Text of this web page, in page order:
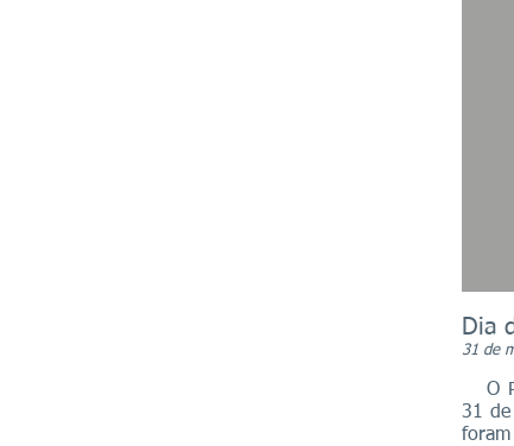
Dia
31 de
O
31 de